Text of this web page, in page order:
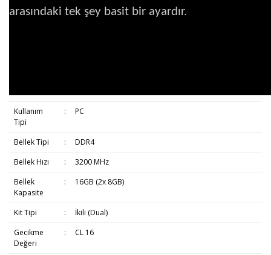
arasındaki tek şey basit bir ayardır.
Kullanım
Tipi
: PC
Bellek Tipi :
DDR4
Bellek Hızı
:
3200 MHz
Bellek
Kapasite
: 16GB (2x 8GB)
Kit Tipi :
İkili (Dual)
Gecikme
Değeri
: CL 16